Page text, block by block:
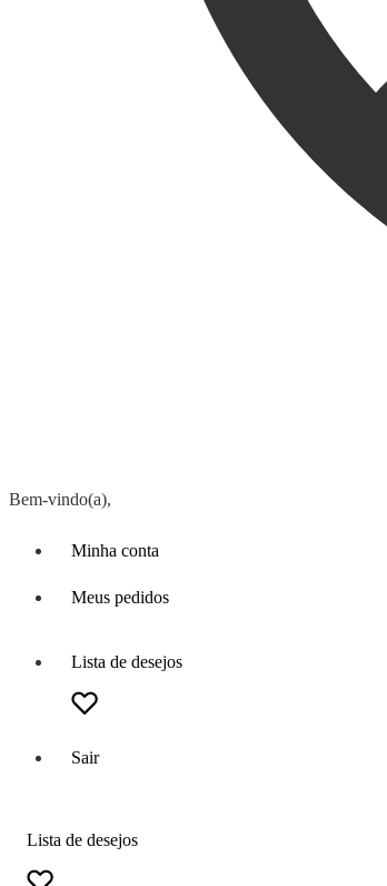
Bem-vindo(a),
Minha conta
Meus pedidos
Lista de desejos
Sair
Lista de desejos